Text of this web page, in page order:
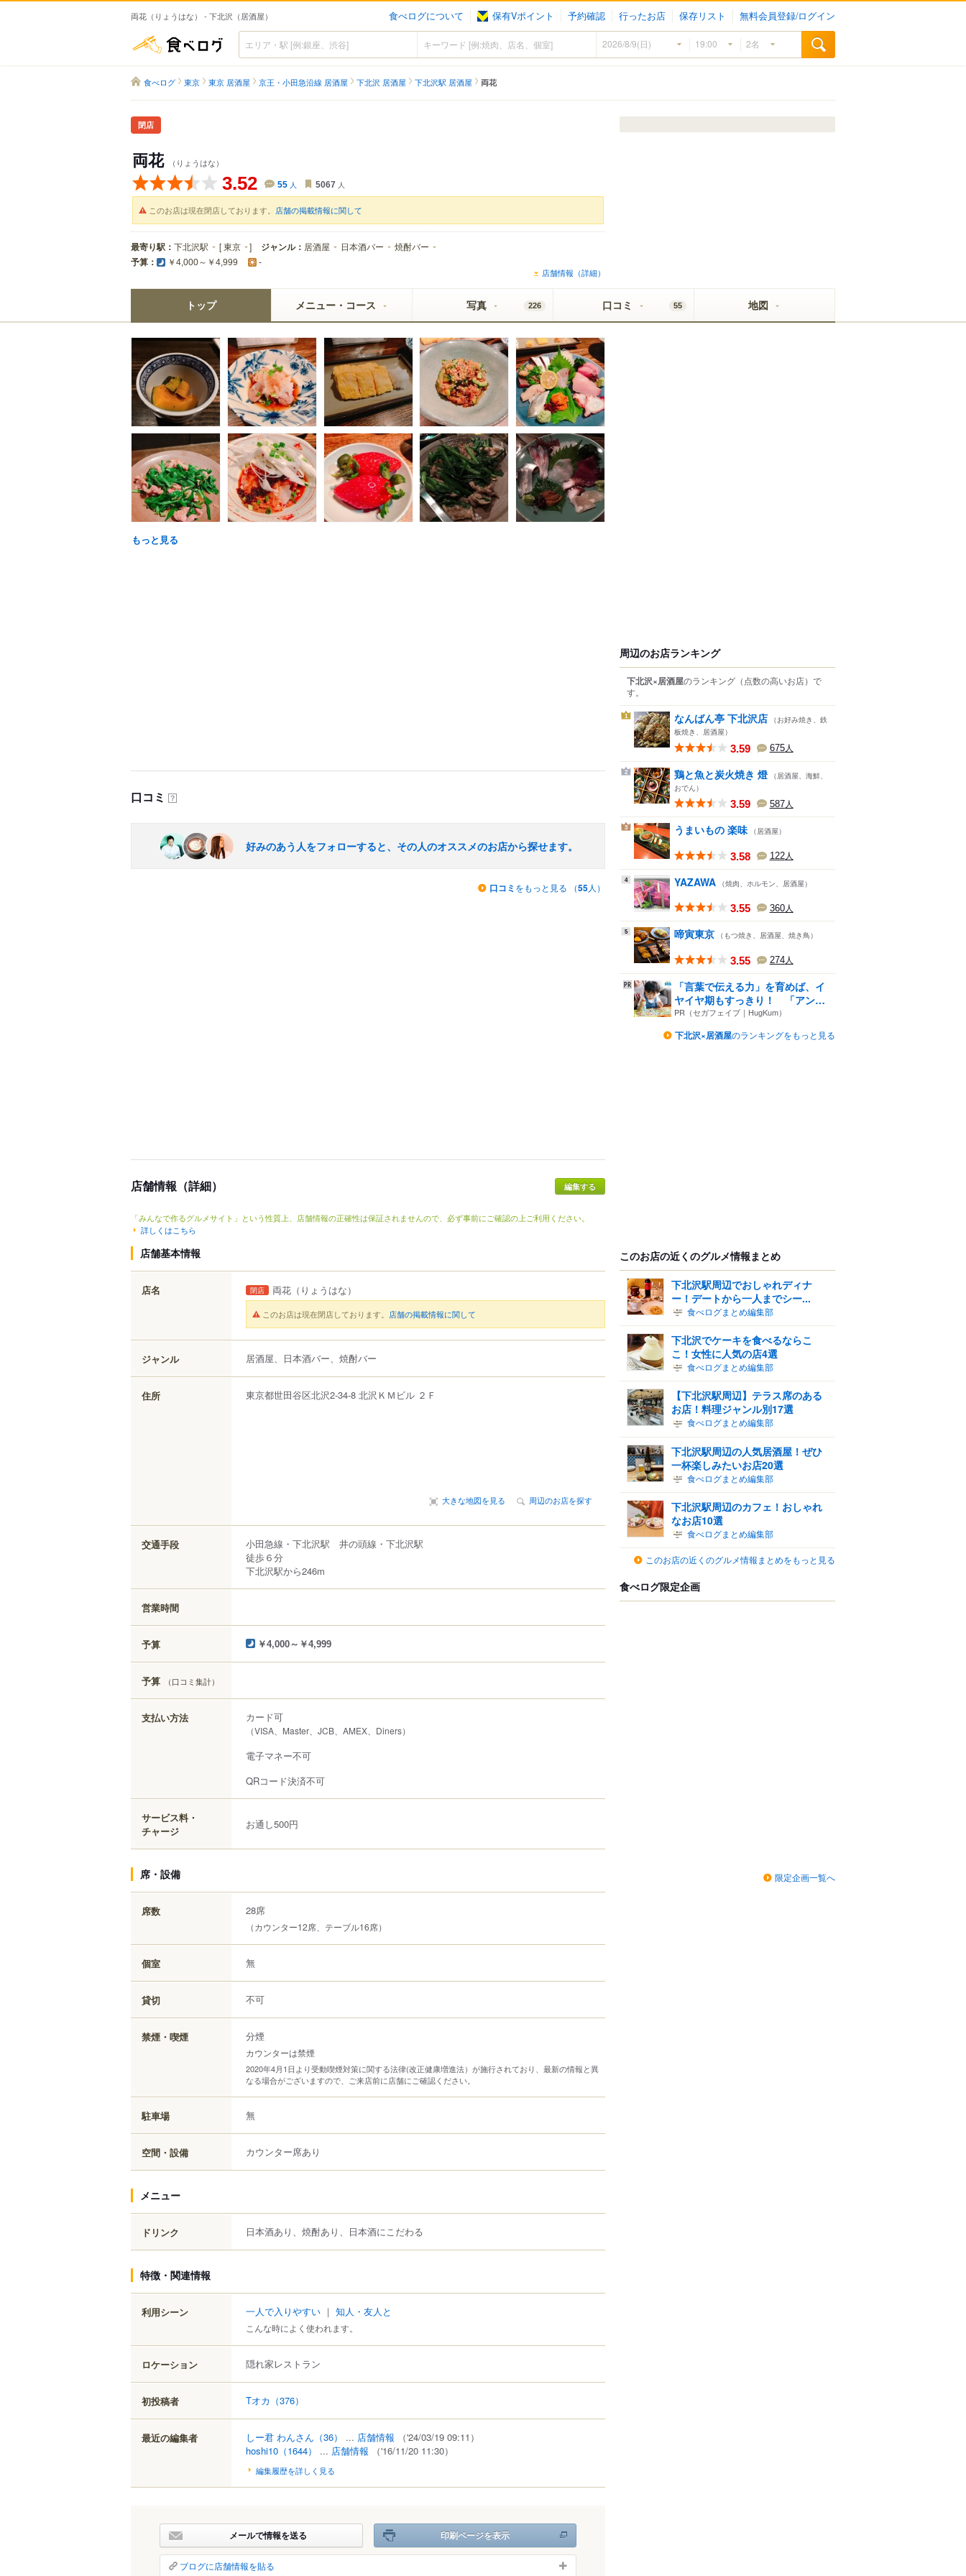
両花（りょうはな） - 下北沢（居酒屋） 食べログについて 保有Vポイント 予約確認 行ったお店 保存リスト 無料会員登録/ログイン
食べログ
食べログ 東京 東京 居酒屋 京王・小田急沿線 居酒屋 下北沢 居酒屋 下北沢駅 居酒屋 両花
閉店
両花 （りょうはな）
3.52 55 人 5067 人
このお店は現在閉店しております。 店舗の掲載情報に関して
最寄り駅： 下北沢駅 [東京 ] ジャンル： 居酒屋 日本酒バー 焼酎バー
予算： ￥4,000～￥4,999 -
店舗情報（詳細）
トップ メニュー・コース 写真 226 口コミ 55 地図
もっと見る
口コミ ？
好みのあう人をフォローすると、その人のオススメのお店から探せます。
口コミ をもっと見る （55人）
店舗情報（詳細） 編集する
「みんなで作るグルメサイト」という性質上、店舗情報の正確性は保証されませんので、必ず事前にご確認の上ご利用ください。
詳しくはこちら
店舗基本情報
店名 閉店 両花 （りょうはな）
このお店は現在閉店しております。 店舗の掲載情報に関して
ジャンル 居酒屋、日本酒バー、焼酎バー
住所 東京都世田谷区北沢2-34-8 北沢ＫＭビル ２Ｆ
大きな地図を見る 周辺のお店を探す
交通手段
小田急線・下北沢駅 井の頭線・下北沢駅
徒歩６分
下北沢駅から246m
営業時間
予算 ￥4,000～￥4,999
予算 （口コミ集計）
支払い方法 カード可
（VISA、Master、JCB、AMEX、Diners）
電子マネー不可
QRコード決済不可
サービス料・
チャージ
お通し500円
席・設備
席数 28席
（カウンター12席、テーブル16席）
個室 無
貸切 不可
禁煙・喫煙 分煙
カウンターは禁煙
2020年4月1日より受動喫煙対策に関する法律(改正健康増進法）が施行されており、最新の情報と異
なる場合がございますので、ご来店前に店舗にご確認ください。
駐車場 無
空間・設備 カウンター席あり
メニュー
ドリンク 日本酒あり、焼酎あり、日本酒にこだわる
特徴・関連情報
利用シーン 一人で入りやすい ｜ 知人・友人と
こんな時によく使われます。
ロケーション 隠れ家レストラン
初投稿者 Tオカ （376）
最近の編集者 しー君 わんさん （36） ... 店舗情報
（'24/03/19 09:11）
hoshi10 （1644） ... 店舗情報 （'16/11/20 11:30）
編集履歴を詳しく見る
メールで情報を送る 印刷ページを表示
ブログに店舗情報を貼る
周辺のお店ランキング
下北沢×居酒屋のランキング （点数の高いお店） で
す。
1 なんばん亭 下北沢店 （お好み焼き、鉄
板焼き、居酒屋）
3.59 675人
2 鶏と魚と炭火焼き 燈 （居酒屋、海鮮、
おでん）
3.59 587人
3 うまいもの 楽味 （居酒屋）
3.58 122人
4 YAZAWA （焼肉、ホルモン、居酒屋）
3.55 360人
5 啼寅東京 （もつ焼き、居酒屋、焼き鳥）
3.55 274人
「言葉で伝える力」を育めば、イ
ヤイヤ期もすっきり！ 「アン
パ...
PR（セガフェイブ｜HugKum）
下北沢×居酒屋のランキングをもっと見る
このお店の近くのグルメ情報まとめ
下北沢駅周辺でおしゃれディナ
ー！デートから一人までシー...
食べログまとめ編集部
下北沢でケーキを食べるならこ
こ！女性に人気の店4選
食べログまとめ編集部
【下北沢駅周辺】テラス席のある
お店！料理ジャンル別17選
食べログまとめ編集部
下北沢駅周辺の人気居酒屋！ぜひ
一杯楽しみたいお店20選
食べログまとめ編集部
下北沢駅周辺のカフェ！おしゃれ
なお店10選
食べログまとめ編集部
このお店の近くのグルメ情報まとめをもっと見る
食べログ限定企画
限定企画一覧へ